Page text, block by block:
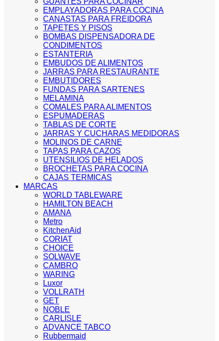
EMPLAYADORAS PARA COCINA
CANASTAS PARA FREIDORA
TAPETES Y PISOS
BOMBAS DISPENSADORA DE
CONDIMENTOS
ESTANTERIA
EMBUDOS DE ALIMENTOS
JARRAS PARA RESTAURANTE
EMBUTIDORES
FUNDAS PARA SARTENES
MELAMINA
COMALES PARA ALIMENTOS
ESPUMADERAS
TABLAS DE CORTE
JARRAS Y CUCHARAS MEDIDORAS
MOLINOS DE CARNE
TAPAS PARA CAZOS
UTENSILIOS DE HELADOS
BROCHETAS PARA COCINA
CAJAS TERMICAS
MARCAS
WORLD TABLEWARE
HAMILTON BEACH
AMANA
Metro
KitchenAid
CORIAT
CHOICE
SOLWAVE
CAMBRO
WARING
Luxor
VOLLRATH
GET
NOBLE
CARLISLE
ADVANCE TABCO
Rubbermaid